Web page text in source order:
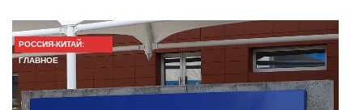
РОССИЯ-КИТАЙ:
ГЛАВНОЕ